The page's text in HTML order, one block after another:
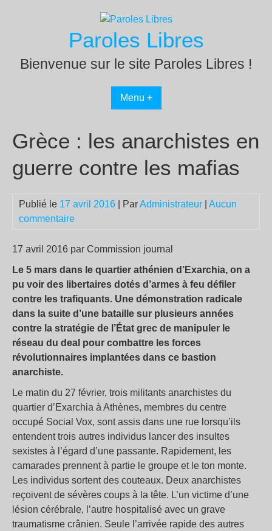
Paroles Libres
Bienvenue sur le site Paroles Libres !
Menu +
Grèce : les anarchistes en
guerre contre les mafias
Publié le 17 avril 2016 | ParAdministrateur
Aucun
commentaire
17 avril 2016 par Commission journal
Le 5 mars dans le quartier athénien d’Exarchia, on a
pu voir des libertaires dotés d’armes à feu défiler
contre les trafiquants. Une démonstration radicale
dans la suite d’une bataille sur plusieurs années
contre la stratégie de l’État grec de manipuler le
réseau du deal pour combattre les forces
révolutionnaires implantées dans ce bastion
anarchiste.
Le matin du 27 février, trois militants anarchistes du
quartier d’Exarchia à Athènes, membres du centre
occupé Social Vox, sont assis dans une rue lorsqu’ils
entendent trois autres individus lancer des insultes
sexistes à l’égard d’une passante. Rapidement, les
camarades prennent à partie le groupe et le ton monte.
Les individus sortent des couteaux. Deux anarchistes
reçoivent de sévères coups à la tête. L’un victime d’une
lésion cérébrale, l’autre hospitalisé avec un grave
traumatisme crânien. Seule l’arrivée rapide des autres